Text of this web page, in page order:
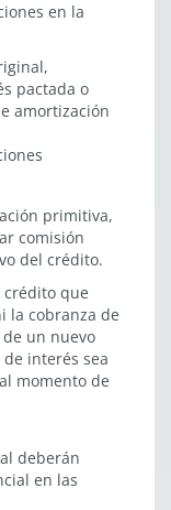
en la
pactada o
amortización
primitiva,
comisión
del crédito.
crédito que
la cobranza de
un nuevo
interés sea
momento de
deberán
en las